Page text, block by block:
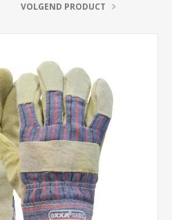
VOLGEND PRODUCT